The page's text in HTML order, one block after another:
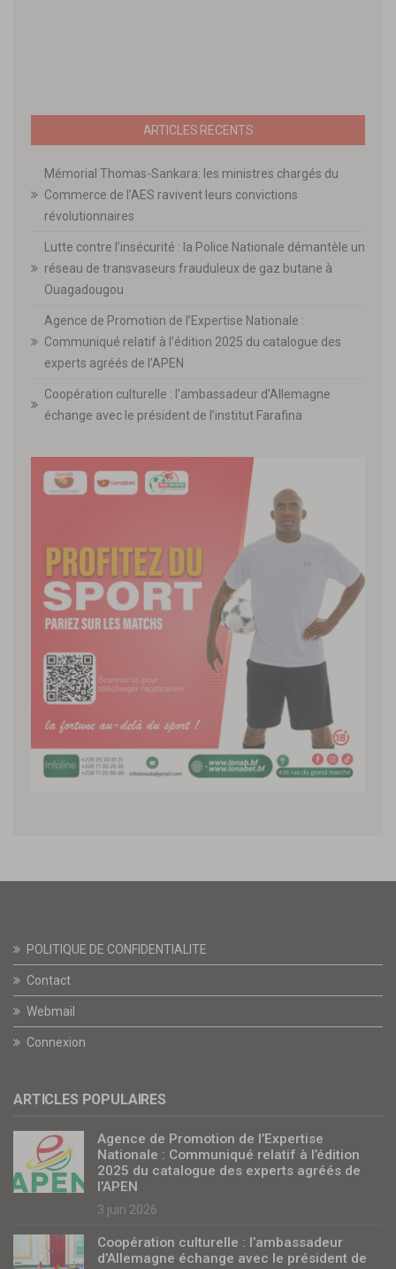
ARTICLES RECENTS
Mémorial Thomas-Sankara: les ministres chargés du
Commerce de l’AES ravivent leurs convictions
révolutionnaires
Lutte contre l’insécurité : la Police Nationale démantèle un
réseau de transvaseurs frauduleux de gaz butane à
Ouagadougou
Agence de Promotion de l’Expertise Nationale :
Communiqué relatif à l’édition 2025 du catalogue des
experts agréés de l’APEN
Coopération culturelle : l’ambassadeur d’Allemagne
échange avec le président de l’institut Farafina
POLITIQUE DE CONFIDENTIALITE
Contact
Webmail
Connexion
ARTICLES POPULAIRES
Agence de Promotion de l’Expertise
Nationale : Communiqué relatif à l’édition
2025 du catalogue des experts agréés de
l’APEN
3 juin 2026
Coopération culturelle : l’ambassadeur
d’Allemagne échange avec le président de